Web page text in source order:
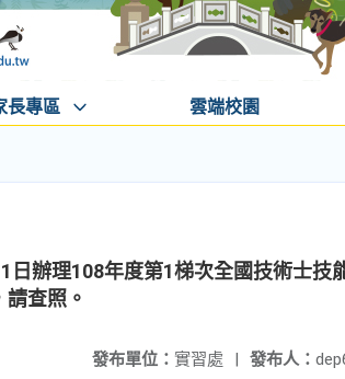
長專區 雲端校園
辦理108年度第1梯次全國技術士技
查照。
發布人：
發布單位： 實習處 |